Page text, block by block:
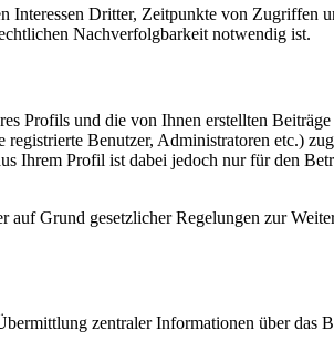
Interessen Dritter, Zeitpunkte von Zugriffen
Nachverfolgbarkeit notwendig ist.
Profils und die von Ihnen erstellten
Benutzer, Administratoren etc.)
Ihrem Profil ist dabei jedoch nur für den
Grund gesetzlicher Regelungen zur
zentraler Informationen über das